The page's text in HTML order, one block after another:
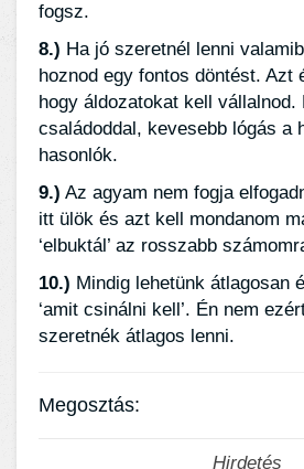
fogsz.
8.) Ha jó szeretnél lenni
hoznod egy fontos döntést. Azt
hogy áldozatokat kell vállalnod.
családoddal, kevesebb lógás a
hasonlók.
9.) Az agyam nem fogja
itt ülök és azt kell mondanom
‘elbuktál’ az rosszabb
10.) Mindig lehetünk átlagosan
‘amit csinálni kell’. Én nem
szeretnék átlagos lenni.
Megosztás:
Hirdetés